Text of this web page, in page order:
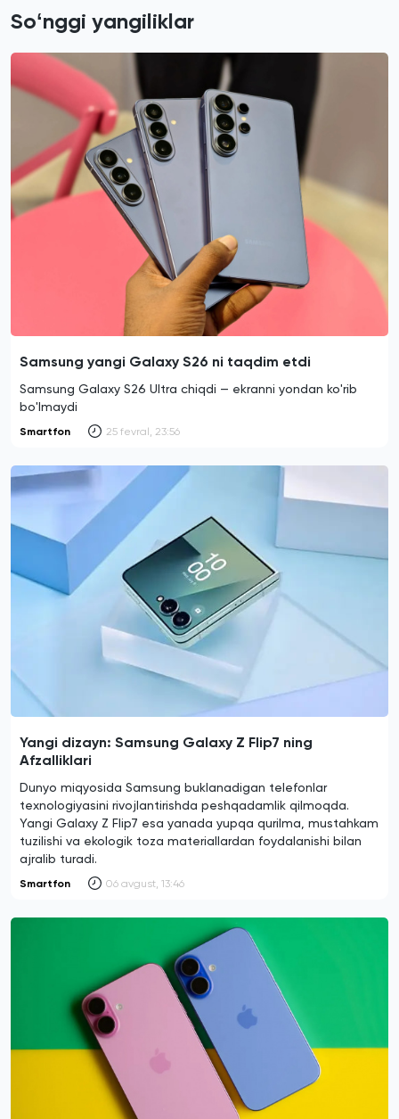
Soʻnggi yangiliklar
Samsung yangi Galaxy S26 ni taqdim etdi
Samsung Galaxy S26 Ultra chiqdi — ekranni yondan ko'rib
bo'lmaydi
Smartfon 25 fevral, 23:56
Yangi dizayn: Samsung Galaxy Z Flip7 ning
Afzalliklari
Dunyo miqyosida Samsung buklanadigan telefonlar
texnologiyasini rivojlantirishda peshqadamlik qilmoqda.
Yangi Galaxy Z Flip7 esa yanada yupqa qurilma, mustahkam
tuzilishi va ekologik toza materiallardan foydalanishi bilan
ajralib turadi.
Smartfon 06 avgust, 13:46